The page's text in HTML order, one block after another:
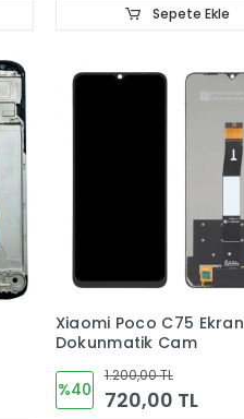
Sepete Ekle
Xiaomi Poco C75 Ekran
Dokunmatik Cam
%40
1.200,00 TL
720,00 TL